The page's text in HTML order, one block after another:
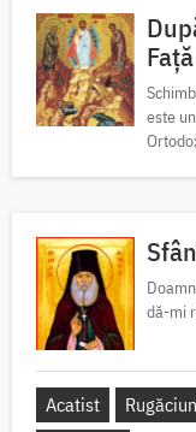
este
dă-mi
Acatist